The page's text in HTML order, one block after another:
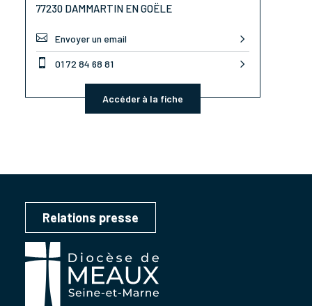
77230 DAMMARTIN EN GOËLE
 Envoyer un email
 01 72 84 68 81
Accéder à la fiche
Relations presse